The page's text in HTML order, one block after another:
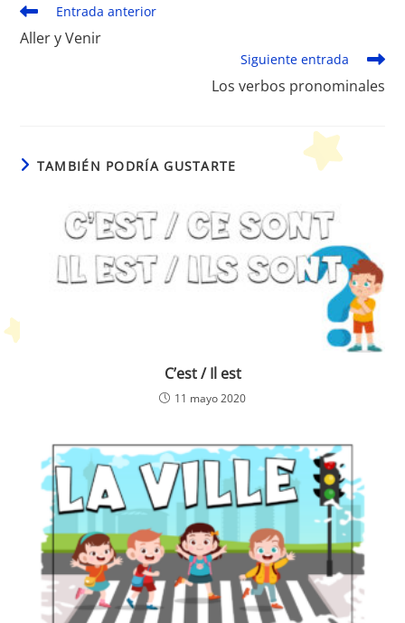
Leer
más
artículos
Entrada anterior
Aller y Venir
Siguiente entrada
Los verbos pronominales
TAMBIÉN PODRÍA GUSTARTE
C’est / Il est
11 mayo 2020